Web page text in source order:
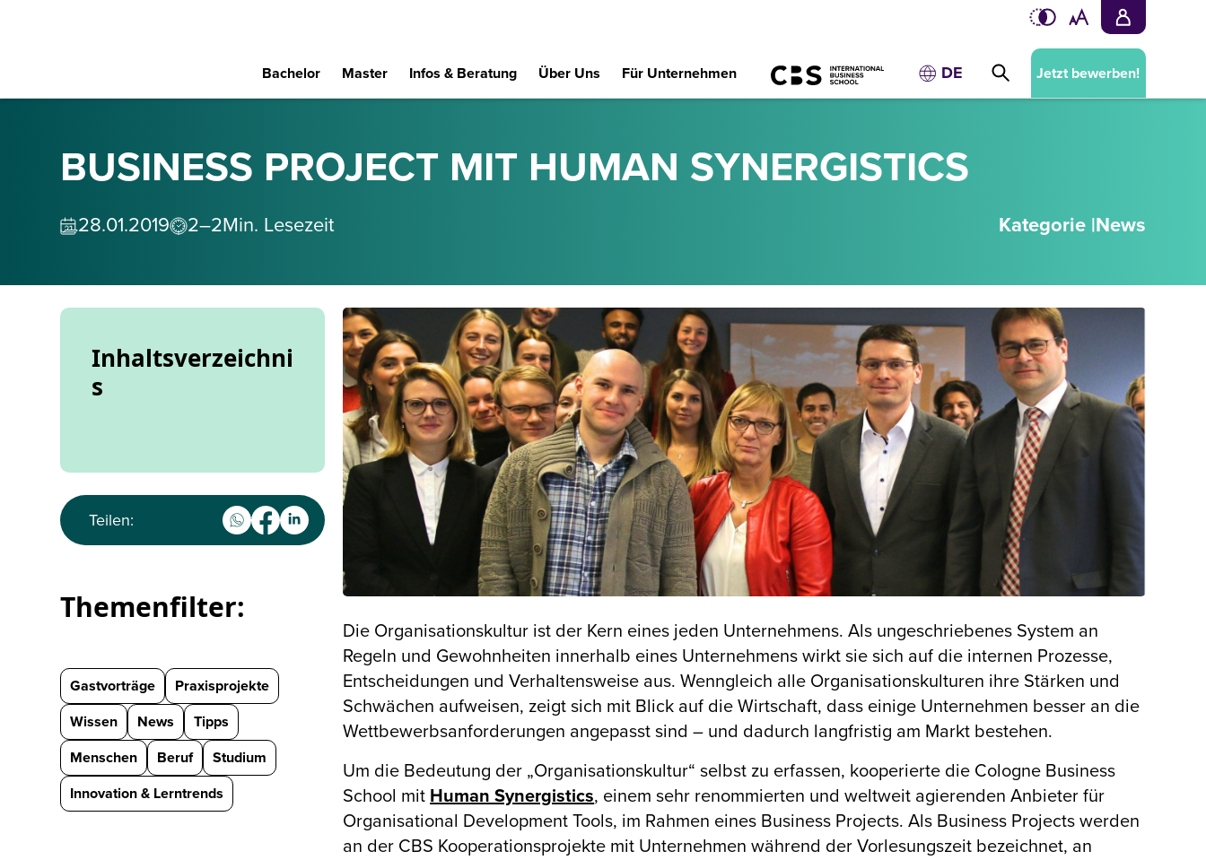
Bachelor Master Infos & Beratung Über Uns Für Unternehmen DE Jetzt bewerben!
BUSINESS PROJECT MIT HUMAN SYNERGISTICS
28.01.2019 2–2Min. Lesezeit Kategorie |News
Inhaltsverzeichni
s
Teilen:
Themenfilter:
Gastvorträge
Praxisprojekte
Wissen
News
Tipps
Menschen
Beruf
Studium
Innovation & Lerntrends
Die Organisationskultur ist der Kern eines jeden Unternehmens. Als ungeschriebenes System an
Regeln und Gewohnheiten innerhalb eines Unternehmens wirkt sie sich auf die internen Prozesse,
Entscheidungen und Verhaltensweise aus. Wenngleich alle Organisationskulturen ihre Stärken und
Schwächen aufweisen, zeigt sich mit Blick auf die Wirtschaft, dass einige Unternehmen besser an die
Wettbewerbsanforderungen angepasst sind – und dadurch langfristig am Markt bestehen.
Um die Bedeutung der „Organisationskultur“ selbst zu erfassen, kooperierte die Cologne Business
School mit Human Synergistics, einem sehr renommierten und weltweit agierenden Anbieter für
Organisational Development Tools, im Rahmen eines Business Projects. Als Business Projects werden
an der CBS Kooperationsprojekte mit Unternehmen während der Vorlesungszeit bezeichnet, an